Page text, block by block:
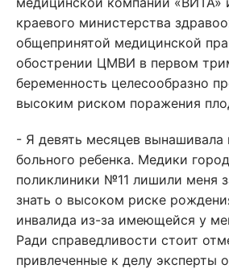
краевого министерства
общепринятой медицинской
обострении ЦМВИ в первом
беременность целесообразно
высоким риском поражения
- Я девять месяцев вынашивала
больного ребенка. Медики
поликлиники №11 лишили меня
знать о высоком риске
инвалида из-за имеющейся у
Ради справедливости стоит
привлеченные к делу эксперты